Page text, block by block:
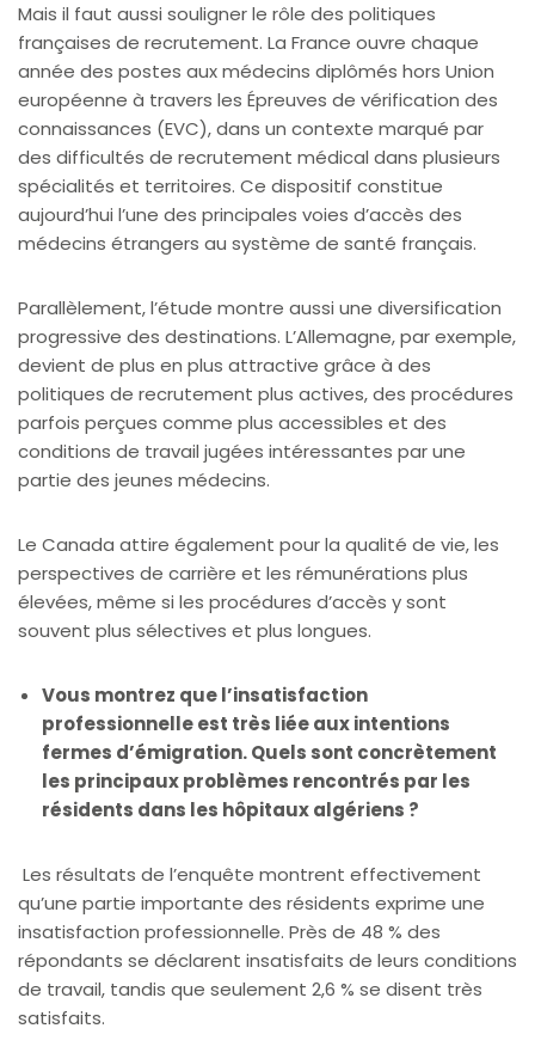
Mais il faut aussi souligner le rôle des politiques
françaises de recrutement. La France ouvre chaque
année des postes aux médecins diplômés hors Union
européenne à travers les Épreuves de vérification des
connaissances (EVC), dans un contexte marqué par
des difficultés de recrutement médical dans plusieurs
spécialités et territoires. Ce dispositif constitue
aujourd’hui l’une des principales voies d’accès des
médecins étrangers au système de santé français.
Parallèlement, l’étude montre aussi une diversification
progressive des destinations. L’Allemagne, par exemple,
devient de plus en plus attractive grâce à des
politiques de recrutement plus actives, des procédures
parfois perçues comme plus accessibles et des
conditions de travail jugées intéressantes par une
partie des jeunes médecins.
Le Canada attire également pour la qualité de vie, les
perspectives de carrière et les rémunérations plus
élevées, même si les procédures d’accès y sont
souvent plus sélectives et plus longues.
Vous montrez que l’insatisfaction
professionnelle est très liée aux intentions
fermes d’émigration. Quels sont concrètement
les principaux problèmes rencontrés par les
résidents dans les hôpitaux algériens ?
Les résultats de l’enquête montrent effectivement
qu’une partie importante des résidents exprime une
insatisfaction professionnelle. Près de 48 % des
répondants se déclarent insatisfaits de leurs conditions
de travail, tandis que seulement 2,6 % se disent très
satisfaits.